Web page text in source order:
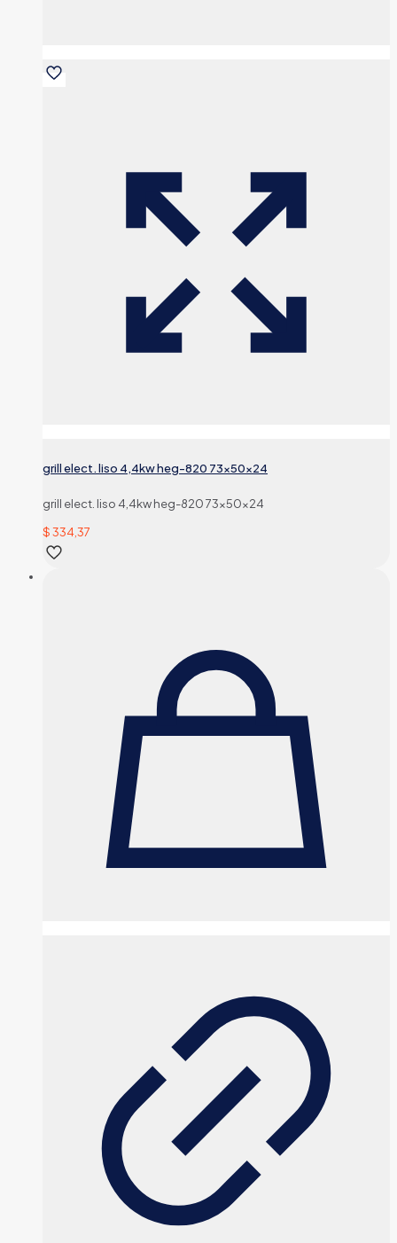
grill elect. liso 4,4kw heg-820 73x50x24
grill elect. liso 4,4kw heg-820 73x50x24
$334,37